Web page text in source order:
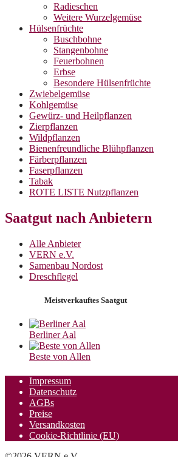
Radieschen
Weitere Wurzelgemüse
Hülsenfrüchte
Buschbohne
Stangenbohne
Feuerbohnen
Erbse
Besondere Hülsenfrüchte
Zwiebelgemüse
Kohlgemüse
Gewürz- und Heilpflanzen
Zierpflanzen
Wildpflanzen
Bienenfreundliche Blühpflanzen
Färberpflanzen
Faserpflanzen
Tabak
ROTE LISTE Nutzpflanzen
Saatgut nach Anbietern
Alle Anbieter
VERN e.V.
Samenbau Nordost
Dreschflegel
Meistverkauftes Saatgut
Berliner Aal
Beste von Allen
Impressum
Datenschutz
AGBs
Preise
Versandkosten
Cookie-Richtlinie (EU)